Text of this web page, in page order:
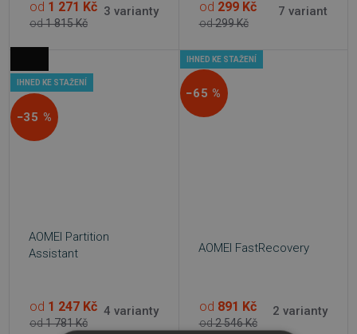
od1 815 Kč
od 1 271 Kč 3 varianty
od299 Kč
od 299 Kč 7 variant
IHNED KE STAŽENÍ
−35 %
AOMEI Partition
Assistant
od1 781 Kč
od 1 247 Kč 4 varianty
IHNED KE STAŽENÍ
−65 %
AOMEI FastRecovery
od2 546 Kč
od 891 Kč 2 varianty